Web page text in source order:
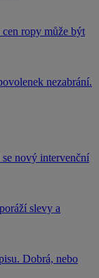
ropy může být
nezabrání.
nový intervenční
slevy a
Dobrá, nebo